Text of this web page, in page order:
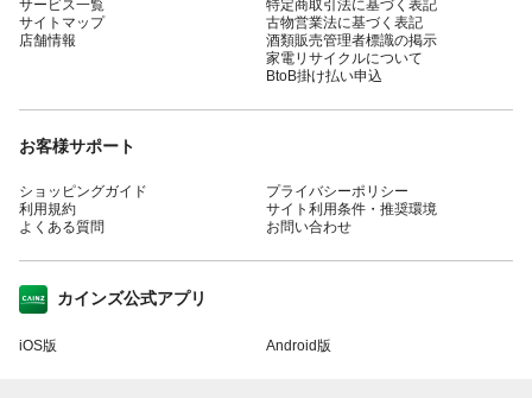
サービス一覧
サイトマップ
店舗情報
特定商取引法に基づく表記
古物営業法に基づく表記
酒類販売管理者標識の掲示
家電リサイクルについて
BtoB掛け払い申込
お客様サポート
ショッピングガイド
利用規約
よくある質問
プライバシーポリシー
サイト利用条件・推奨環境
お問い合わせ
カインズ公式アプリ
iOS版 Android版